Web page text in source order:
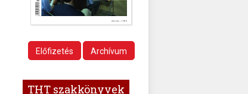
Előfizetés Archívum
THT szakkönyvek